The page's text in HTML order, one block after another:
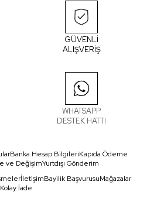
GÜVENLİ
ALIŞVERİŞ
WHATSAPP
DESTEK HATTI
Banka Hesap BilgileriKapıda Ödeme
ve DeğişimYurtdışı Gönderim
İletişimBayilik BaşvurusuMağazalar
Kolay İade